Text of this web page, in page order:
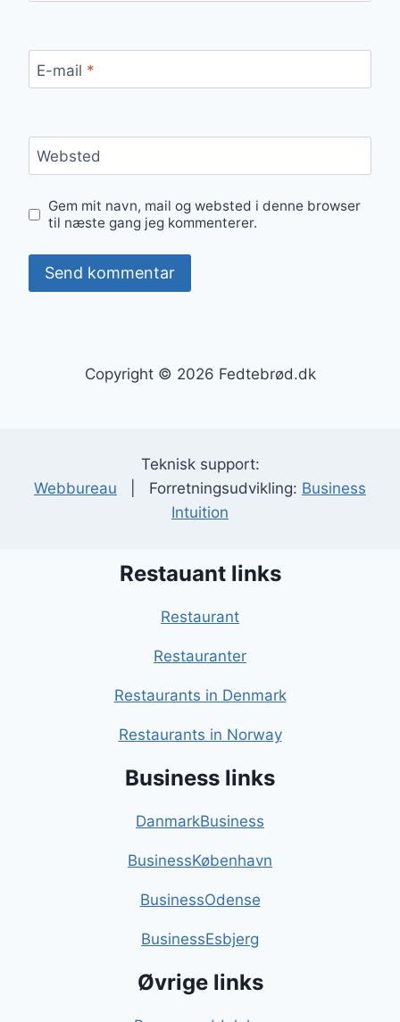
E-mail *
Websted
Gem mit navn, mail og websted i denne browser
til næste gang jeg kommenterer.
Copyright © 2026 Fedtebrød.dk
Teknisk support:
Webbureau | Forretningsudvikling: Business
Intuition
Restauant links
Restaurant
Restauranter
Restaurants in Denmark
Restaurants in Norway
Business links
DanmarkBusiness
BusinessKøbenhavn
BusinessOdense
BusinessEsbjerg
Øvrige links